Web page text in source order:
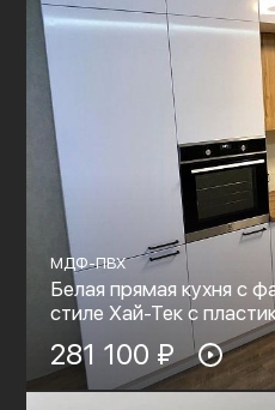
МДФ-ПВХ
Белая прямая кухня с
стиле Хай-Тек с
281 100 ₽